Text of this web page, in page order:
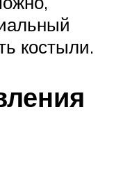
костыли.